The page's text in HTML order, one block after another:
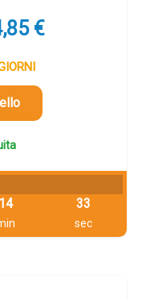
€.
€Il
14 32
sec